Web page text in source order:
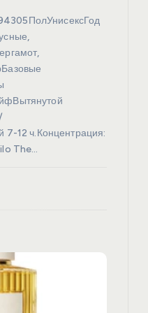
7-12 ч.Концентрация:
The…